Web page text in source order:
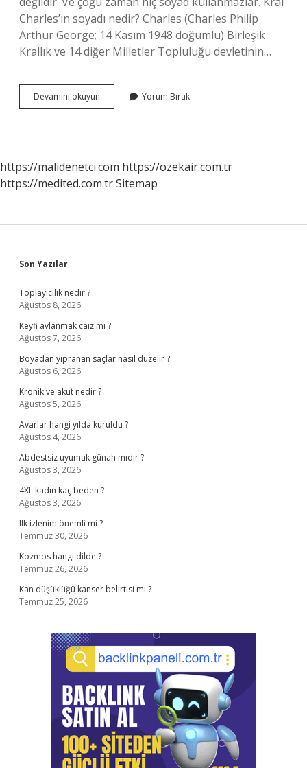
Charles’ın soyadı nedir? Charles (Charles Philip
Arthur George; 14 Kasım 1948 doğumlu) Birleşik
Krallık ve 14 diğer Milletler Topluluğu devletinin…
Devamını okuyun
Kraliyet
Yorum Bırak
https://malidenetci.com https://ozekair.com.tr
https://medited.com.trSitemap
Sidebar
Son Yazılar
Toplayıcılık nedir ?
Ağustos 8, 2026
Keyfi avlanmak caiz mi ?
Ağustos 7, 2026
Boyadan yipranan saçlar nasıl düzelir ?
Ağustos 6, 2026
Kronik ve akut nedir ?
Ağustos 5, 2026
Avarlar hangi yılda kuruldu ?
Ağustos 4, 2026
Abdestsiz uyumak günah mıdır ?
Ağustos 3, 2026
4XL kadın kaç beden ?
Ağustos 3, 2026
Ilk izlenim önemli mi ?
Temmuz 30, 2026
Kozmos hangi dilde ?
Temmuz 26, 2026
Kan düşüklüğü kanser belirtisi mi ?
Temmuz 25, 2026